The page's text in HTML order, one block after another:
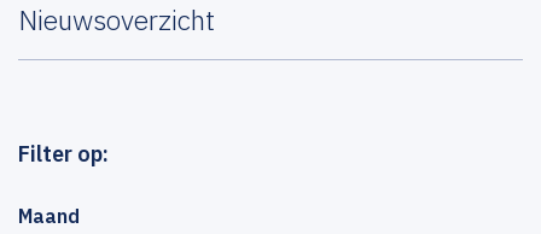
Nieuwsoverzicht
Filter op:
Maand